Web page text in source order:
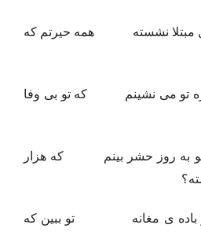
مبتلا نشسته همه حیرتم که
ره تو می نشینم که تو بی وفا
به روز حشر بینم که هزار
باده ی مغانه تو ببین که